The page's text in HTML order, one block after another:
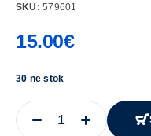
SKU:579601
15.00€
30 ne stok